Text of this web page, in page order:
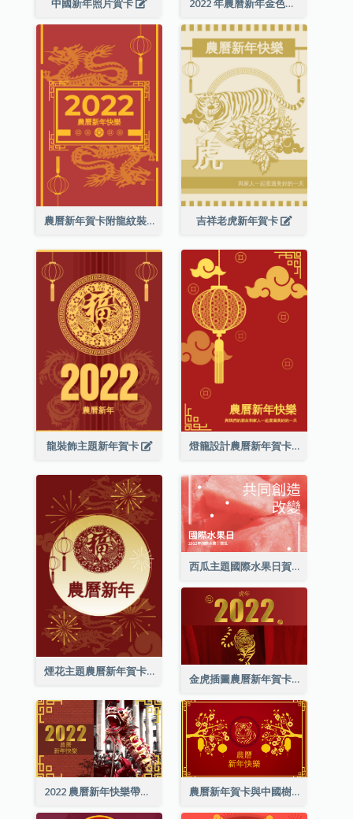
中國新年照片賀卡 2022 年農曆新年金色賀卡
農曆新年賀卡附龍紋裝飾 吉祥老虎新年賀卡
龍裝飾主題新年賀卡 燈籠設計農曆新年賀卡
煙花主題農曆新年賀卡
西瓜主題國際水果日賀卡
金虎插圖農曆新年賀卡
2022 農曆新年快樂帶照片賀卡 農曆新年賀卡與中國樹插圖